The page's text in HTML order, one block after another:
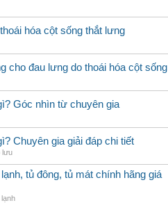
hóa cột sống thắt lưng
cho đau lưng do thoái hóa cột sống
Góc nhìn từ chuyên gia
Chuyên gia giải đáp chi tiết
lưu
tủ đông, tủ mát chính hãng giá